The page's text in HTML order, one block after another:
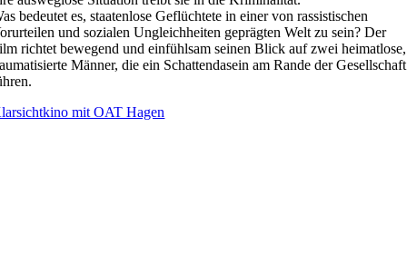
bedeutet es, staatenlose Geflüchtete in einer von rassistischen
und sozialen Ungleichheiten geprägten Welt zu sein? Der
richtet bewegend und einfühlsam seinen Blick auf zwei heimatlose,
Männer, die ein Schattendasein am Rande der Gesellschaft
mit OAT Hagen